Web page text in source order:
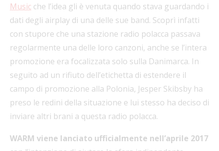
Music che l’idea gli è venuta quando stava guardando i
dati degli airplay di una delle sue band. Scoprì infatti
con stupore che una stazione radio polacca passava
regolarmente una delle loro canzoni, anche se l’intera
promozione era focalizzata solo sulla Danimarca. In
seguito ad un rifiuto dell’etichetta di estendere il
campo di promozione alla Polonia, Jesper Skibsby ha
preso le redini della situazione e lui stesso ha deciso di
inviare altri brani a questa radio polacca.
WARM viene lanciato ufficialmente nell’aprile 2017